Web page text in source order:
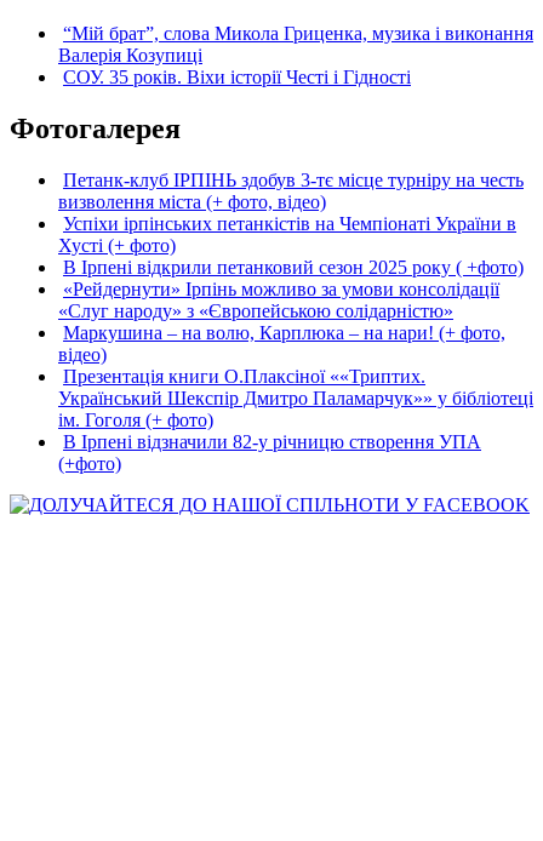
“Мій брат”, слова Микола Гриценка, музика і виконання
Валерія Козупиці
СОУ. 35 років. Віхи історії Честі і Гідності
Фотогалерея
Петанк-клуб ІРПІНЬ здобув 3-тє місце турніру на честь
визволення міста (+ фото, відео)
Успіхи ірпінських петанкістів на Чемпіонаті України в
Хусті (+ фото)
В Ірпені відкрили петанковий сезон 2025 року ( +фото)
«Рейдернути» Ірпінь можливо за умови консолідації
«Слуг народу» з «Європейською солідарністю»
Маркушина – на волю, Карплюка – на нари! (+ фото,
відео)
Презентація книги О.Плаксіної ««Триптих.
Український Шекспір Дмитро Паламарчук»» у бібліотеці
ім. Гоголя (+ фото)
В Ірпені відзначили 82-у річницю створення УПА
(+фото)